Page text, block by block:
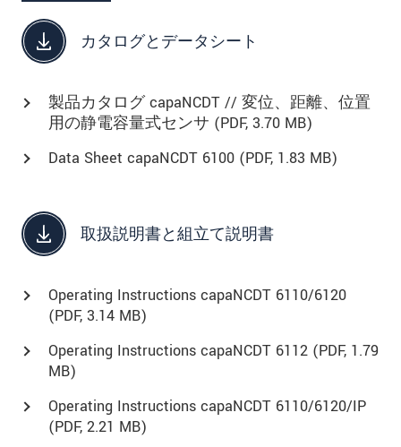
カタログとデータシート
製品カタログ capaNCDT // 変位、距離、位置
用の静電容量式センサ (PDF, 3.70 MB)
Data Sheet capaNCDT 6100 (PDF, 1.83 MB)
取扱説明書と組立て説明書
Operating Instructions capaNCDT 6110/6120
(PDF, 3.14 MB)
Operating Instructions capaNCDT 6112 (PDF, 1.79
MB)
Operating Instructions capaNCDT 6110/6120/IP
(PDF, 2.21 MB)